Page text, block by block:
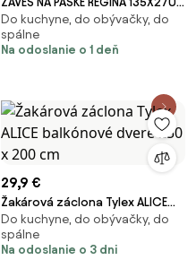
CM STRIEBORNÁ
Do kuchyne, do obývačky, do
spálne
Na odoslanie o 1 deň
29,9 €
Žakárová záclona Tylex ALICE
balkónové dvere 250 x 200 cm
Do kuchyne, do obývačky, do
spálne
Na odoslanie o 3 dni